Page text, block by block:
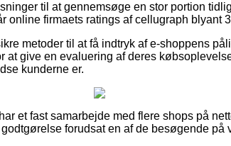
til at gennemsøge en stor portion
online firmaets ratings af cellugraph blyant
metoder til at få indtryk af e-shoppens
at give en evaluering af deres
kunderne er.
et fast samarbejde med flere shops på
forudsat en af de besøgende på